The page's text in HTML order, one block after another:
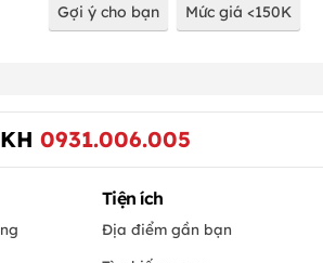
Gợi ý cho bạn Mức giá <150K
0931.006.005
Tiện ích
Địa điểm gần bạn